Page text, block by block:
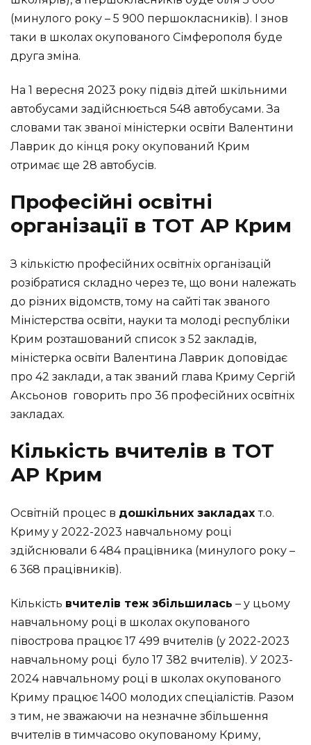
(минулого року – 5 900 першокласників). І знов
таки в школах окупованого Сімферополя буде
друга зміна.
На 1 вересня 2023 року підвіз дітей шкільними
автобусами задійснюється 548 автобусами. За
словами так званої міністерки освіти Валентини
Лаврик до кінця року окупований Крим
отримає ще 28 автобусів.
Професійні освітні
організації в ТОТ АР Крим
З кількістю професійних освітніх організацій
розібратися складно через те, що вони належать
до різних відомств, тому на сайті так званого
Міністерства освіти, науки та молоді республіки
Крим розташований список з 52 закладів,
міністерка освіти Валентина Лаврик доповідає
про 42 заклади, а так званий глава Криму Сергій
Аксьонов говорить про 36 професійних освітніх
закладах.
Кількість вчителів в ТОТ
АР Крим
Освітній процес в дошкільних закладахт.о.
Криму у 2022-2023 навчальному році
здійснювали 6 484 працівника (минулого року –
6 368 працівників).
Кількість вчителів теж збільшилась – у цьому
навчальному році в школах окупованого
півострова працює 17 499 вчителів (у 2022-2023
навчальному році було 17 382 вчителів). У 2023-
2024 навчальному році в школах окупованого
Криму працює 1400 молодих спеціалістів. Разом
з тим, не зважаючи на незначне збільшення
вчителів в тимчасово окупованому Криму,